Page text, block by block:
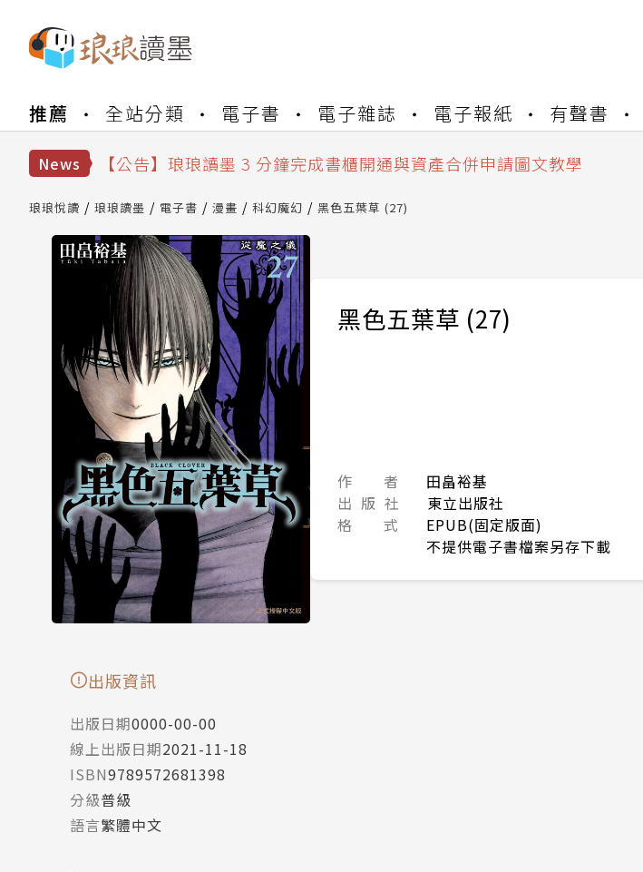
推薦 全站分類 電子書 電子雜誌 電子報紙 有聲書
News
【公告】琅琅讀墨數位閱讀資產合併與書櫃開通申請
【公告】琅琅讀墨 3 分鐘完成書櫃開通與資產合併申請圖文教學
【公告】琅琅讀墨數位閱讀資產合併與書櫃開通申請
琅琅悅讀 琅琅讀墨 電子書 漫畫 科幻魔幻 黑色五葉草 (27)
黑色五葉草 (27)
作 者
田畠裕基
出 版 社
東立出版社
格 式
EPUB(固定版面)
不提供電子書檔案另存下載
出版資訊
出版日期0000-00-00
線上出版日期2021-11-18
ISBN9789572681398
分級普級
語言繁體中文